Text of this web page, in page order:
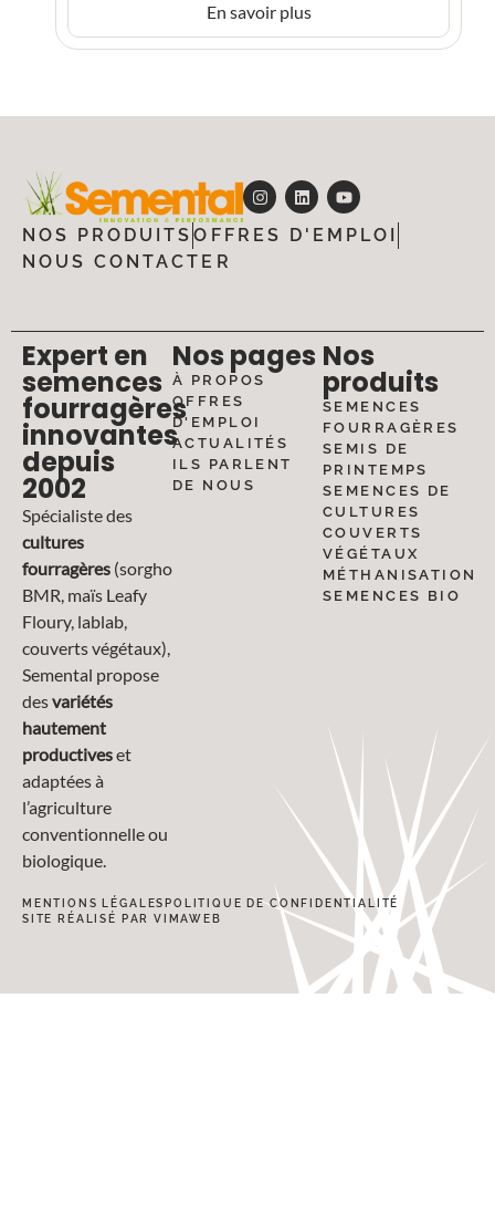
En savoir plus
NOS PRODUITS OFFRES D'EMPLOI
NOUS CONTACTER
Expert en
semences
fourragères
innovantes
depuis
2002
Spécialiste des
cultures
fourragères (sorgho
BMR, maïs Leafy
Floury, lablab,
couverts végétaux),
Semental propose
desvariétés
hautement
productiveset
adaptées à
l’agriculture
conventionnelle ou
biologique.
Nos pages
À PROPOS
OFFRES
D'EMPLOI
ACTUALITÉS
ILS PARLENT
DE NOUS
Nos
produits
SEMENCES
FOURRAGÈRES
SEMIS DE
PRINTEMPS
SEMENCES DE
CULTURES
COUVERTS
VÉGÉTAUX
MÉTHANISATION
SEMENCES BIO
MENTIONS LÉGALES POLITIQUE DE CONFIDENTIALITÉ
SITE RÉALISÉ PAR VIMAWEB